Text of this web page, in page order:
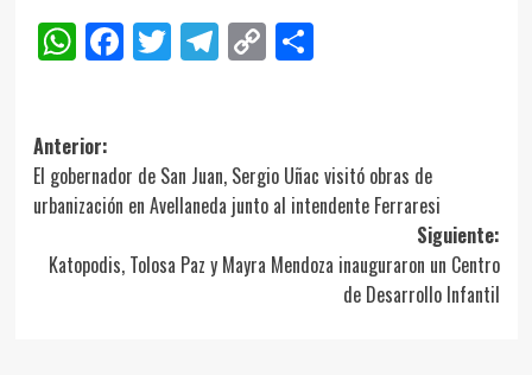
WhatsApp
Facebook
Twitter
Telegram
CopyCompartir
Navegación
de
entradas
Anterior:
El gobernador de San Juan, Sergio Uñac visitó obras de
urbanización en Avellaneda junto al intendente Ferraresi
Siguiente:
Katopodis, Tolosa Paz y Mayra Mendoza inauguraron un Centro
de Desarrollo Infantil